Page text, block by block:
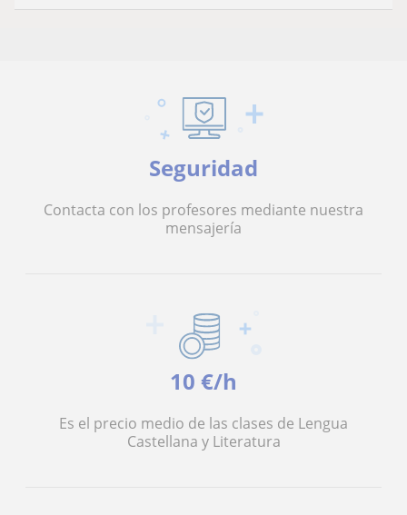
Seguridad
Contacta con los profesores mediante nuestra
mensajería
10 €/h
Es el precio medio de las clases de Lengua
Castellana y Literatura